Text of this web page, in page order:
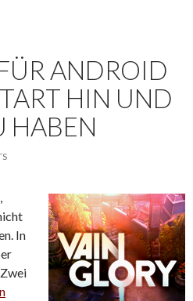
ANDROID
HIN UND
HABEN
In